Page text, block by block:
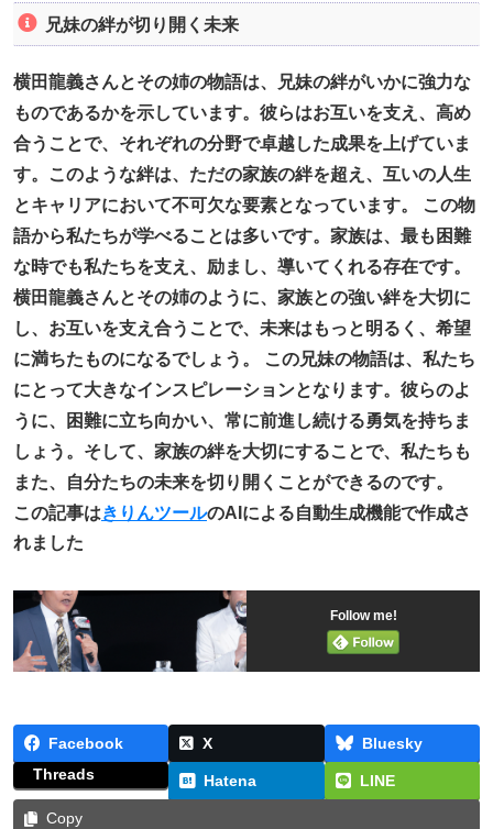
兄妹の絆が切り開く未来
横田龍義さんとその姉の物語は、兄妹の絆がいかに強力な
ものであるかを示しています。彼らはお互いを支え、高め
合うことで、それぞれの分野で卓越した成果を上げていま
す。このような絆は、ただの家族の絆を超え、互いの人生
とキャリアにおいて不可欠な要素となっています。 この物
語から私たちが学べることは多いです。家族は、最も困難
な時でも私たちを支え、励まし、導いてくれる存在です。
横田龍義さんとその姉のように、家族との強い絆を大切に
し、お互いを支え合うことで、未来はもっと明るく、希望
に満ちたものになるでしょう。 この兄妹の物語は、私たち
にとって大きなインスピレーションとなります。彼らのよ
うに、困難に立ち向かい、常に前進し続ける勇気を持ちま
しょう。そして、家族の絆を大切にすることで、私たちも
また、自分たちの未来を切り開くことができるのです。
この記事はきりんツールのAIによる自動生成機能で作成さ
れました
Follow me!
Facebook X
Bluesky
Threads
Hatena LINE
Copy